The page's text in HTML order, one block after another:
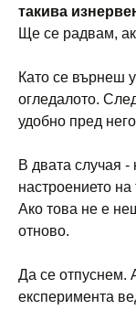
такива
Ще се радвам,
Като се върнеш
огледалото.
удобно пред
В двата случая
настроението
Ако това не е
отново.
Да се отпуснем.
експеримента